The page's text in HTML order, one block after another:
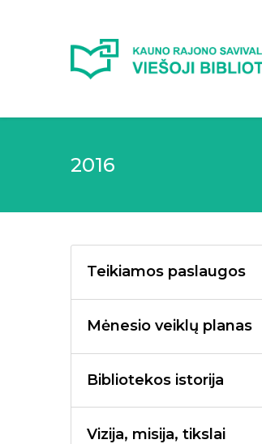
2016
Teikiamos paslaugos
Mėnesio veiklų planas
Bibliotekos istorija
Vizija, misija, tikslai